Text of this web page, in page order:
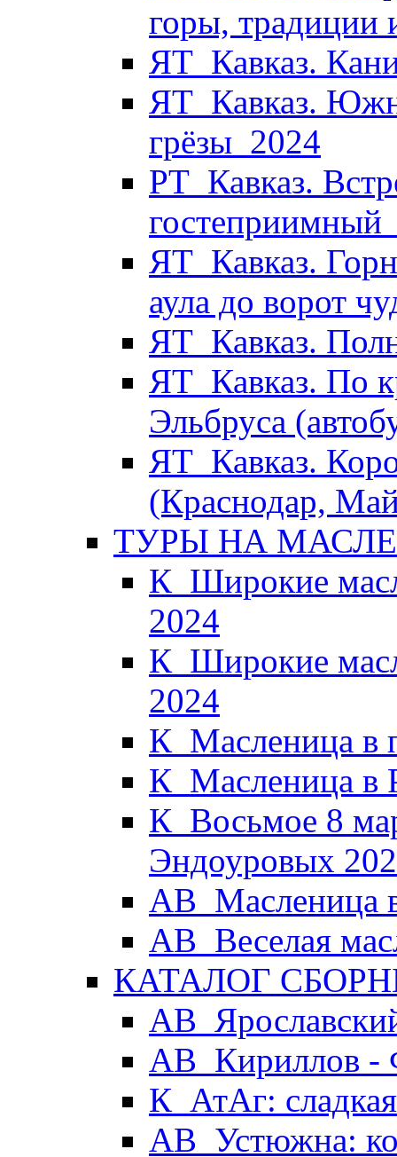
горы, традиции
ЯТ_Кавказ.
ЯТ_Кавказ.
грёзы_2024
РТ_Кавказ.
ЯТ_Кавказ.
аула до ворот
ЯТ_Кавказ.
ЯТ_Кавказ. По
Эльбруса
ЯТ_Кавказ.
(Краснодар,
ТУРЫ НА
К_Широкие
2024
К_Широкие
2024
К_Масленица в
К_Масленица в
К_Восьмое 8
Эндоуровых
АВ_Масленица
АВ_Веселая
КАТАЛОГ
АВ_Кириллов -
К_АтАг:
АВ_Устюжна: